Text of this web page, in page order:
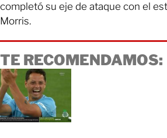
completó su eje de ataque con el
Morris.
TE RECOMENDAMOS: